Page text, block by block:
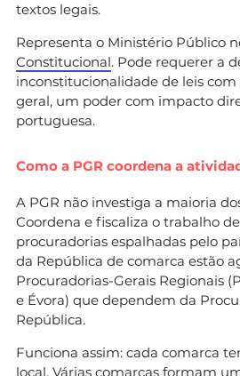
textos legais.
Representa o Ministério Público
Constitucional. Pode requerer a
inconstitucionalidade de leis
geral, um poder com impacto
portuguesa.
Como a PGR coordena a
A PGR não investiga a maioria
Coordena e fiscaliza o trabalho
procuradorias espalhadas pelo
da República de comarca estão
Procuradorias-Gerais Regionais
e Évora) que dependem da
República.
Funciona assim: cada comarca
local. Várias comarcas formam